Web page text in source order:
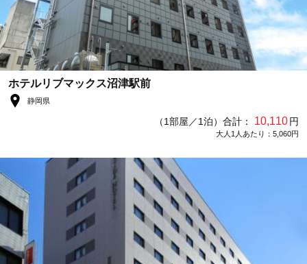
ホテルリブマックス沼津駅前
静岡県
（1部屋／1泊）合計： 10,110円
大人1人あたり：5,060円